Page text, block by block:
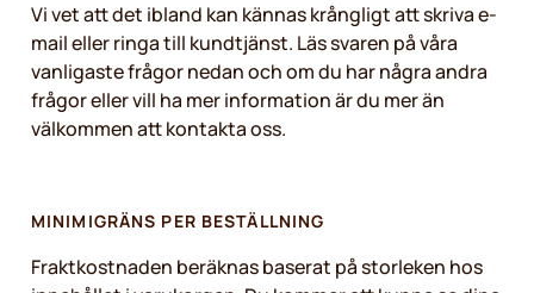
Vi vet att det ibland kan kännas krångligt att skriva e-
mail eller ringa till kundtjänst. Läs svaren på våra
vanligaste frågor nedan och om du har några andra
frågor eller vill ha mer information är du mer än
välkommen att kontakta oss.
MINIMIGRÄNS PER BESTÄLLNING
Fraktkostnaden beräknas baserat på storleken hos